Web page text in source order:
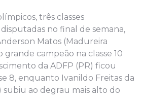
três classes
no final de semana,
Matos (Madureira
grande campeão na classe 10
da ADFP (PR) ficou
8, enquanto Ivanildo Freitas da
subiu ao degrau mais alto do